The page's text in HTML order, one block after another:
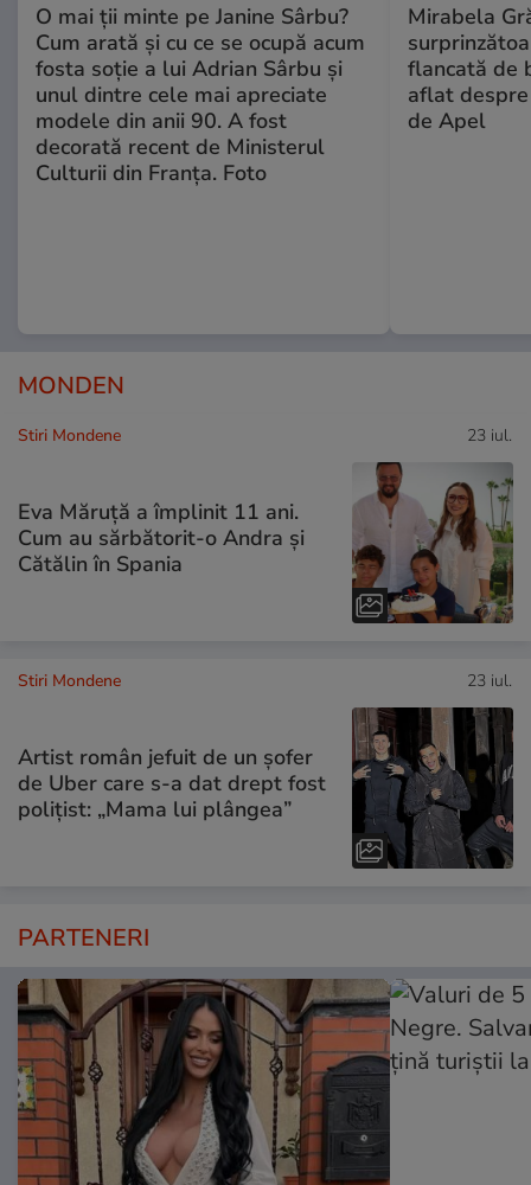
O mai ții minte pe Janine Sârbu?
Cum arată și cu ce se ocupă acum
fosta soție a lui Adrian Sârbu și
unul dintre cele mai apreciate
modele din anii 90. A fost
decorată recent de Ministerul
Culturii din Franța. Foto
Mirabela
flancată de
aflat
de Apel
MONDEN
Stiri Mondene 23 iul.
Eva Măruță a împlinit 11 ani.
Cum au sărbătorit-o Andra și
Cătălin în Spania
Stiri Mondene 23 iul.
Artist român jefuit de un șofer
de Uber care s-a dat drept fost
polițist: „Mama lui plângea”
PARTENERI